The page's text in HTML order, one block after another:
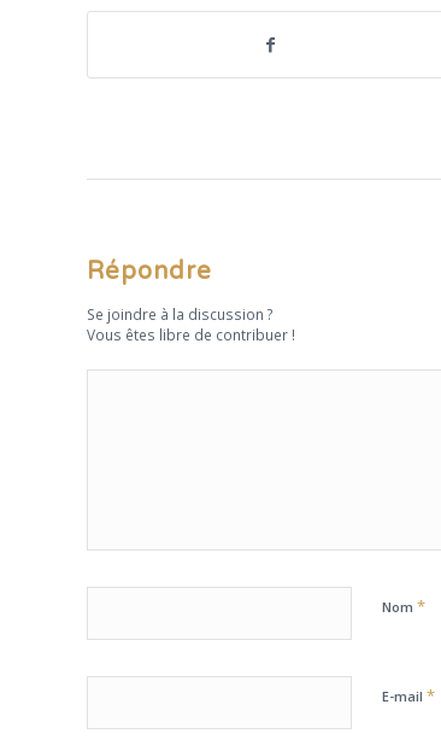
Répondre
Se joindre à la discussion ?
Vous êtes libre de contribuer !
Nom *
E-mail *